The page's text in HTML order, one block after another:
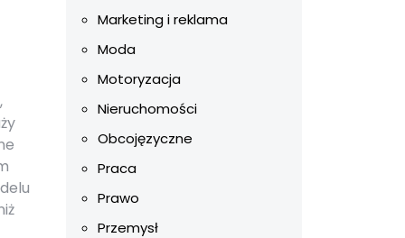
Marketing i reklama
Moda
Motoryzacja
Nieruchomości
Obcojęzyczne
Praca
Prawo
Przemysł